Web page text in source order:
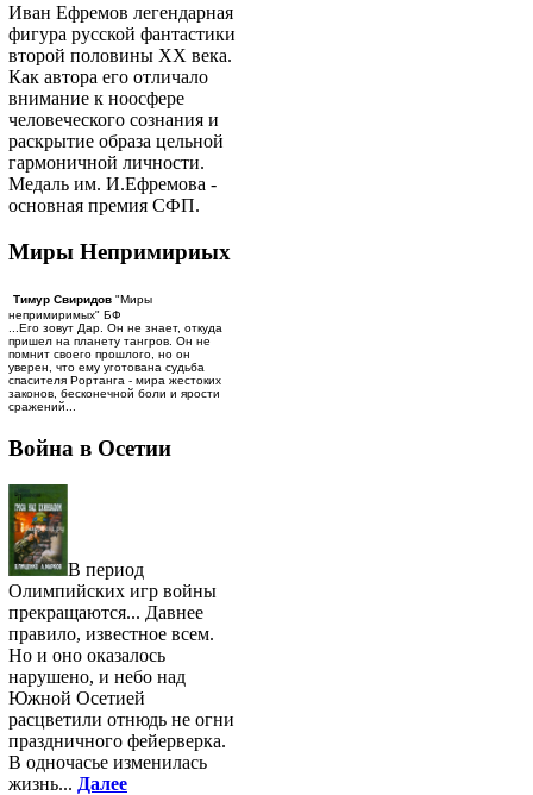
Иван Ефремов легендарная
фигура русской фантастики
второй половины ХХ века.
Как автора его отличало
внимание к ноосфере
человеческого сознания и
раскрытие образа цельной
гармоничной личности.
Медаль им. И.Ефремова -
основная премия СФП.
Миры Непримириых
Тимур Свиридов "Миры
непримиримых" БФ
...Его зовут Дар. Он не знает, откуда
пришел на планету тангров. Он не
помнит своего прошлого, но он
уверен, что ему уготована судьба
спасителя Рортанга - мира жестоких
законов, бесконечной боли и ярости
сражений...
Война в Осетии
В период
Олимпийских игр войны
прекращаются... Давнее
правило, известное всем.
Но и оно оказалось
нарушено, и небо над
Южной Осетией
расцветили отнюдь не огни
праздничного фейерверка.
В одночасье изменилась
жизнь... Далее